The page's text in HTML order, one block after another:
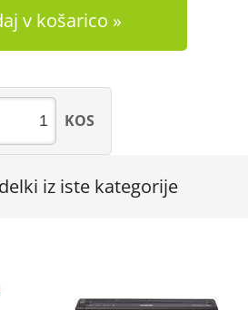
v košarico
KOS
iz iste kategorije